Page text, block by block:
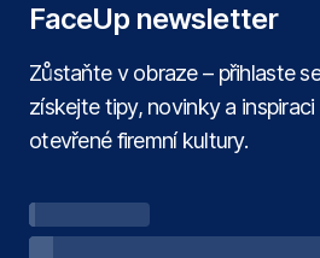
FaceUp newsletter
Zůstaňte v obraze – přihlaste
získejte tipy, novinky a
otevřené firemní kultury.